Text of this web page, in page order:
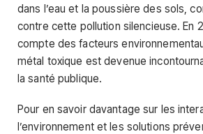
dans l’eau et la poussière des sols,
contre cette pollution silencieuse. En
compte des facteurs
métal toxique est devenue
la santé publique.
Pour en savoir davantage sur les
l’environnement et les solutions